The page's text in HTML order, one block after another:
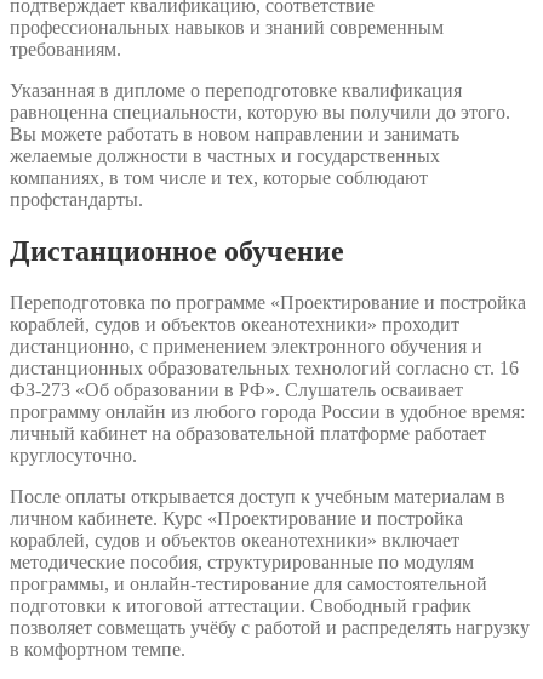
подтверждает квалификацию, соответствие
профессиональных навыков и знаний современным
требованиям.
Указанная в дипломе о переподготовке квалификация
равноценна специальности, которую вы получили до этого.
Вы можете работать в новом направлении и занимать
желаемые должности в частных и государственных
компаниях, в том числе и тех, которые соблюдают
профстандарты.
Дистанционное обучение
Переподготовка по программе «Проектирование и постройка
кораблей, судов и объектов океанотехники» проходит
дистанционно, с применением электронного обучения и
дистанционных образовательных технологий согласно ст. 16
ФЗ-273 «Об образовании в РФ». Слушатель осваивает
программу онлайн из любого города России в удобное время:
личный кабинет на образовательной платформе работает
круглосуточно.
После оплаты открывается доступ к учебным материалам в
личном кабинете. Курс «Проектирование и постройка
кораблей, судов и объектов океанотехники» включает
методические пособия, структурированные по модулям
программы, и онлайн-тестирование для самостоятельной
подготовки к итоговой аттестации. Свободный график
позволяет совмещать учёбу с работой и распределять нагрузку
в комфортном темпе.